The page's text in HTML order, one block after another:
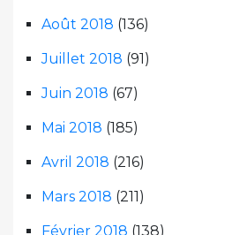
Août 2018 (136)
Juillet 2018 (91)
Juin 2018 (67)
Mai 2018 (185)
Avril 2018 (216)
Mars 2018 (211)
Février 2018 (138)